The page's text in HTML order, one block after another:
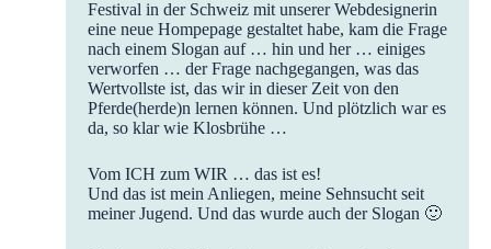
Festival in der Schweiz mit unserer Webdesignerin
eine neue Hompepage gestaltet habe, kam die Frage
nach einem Slogan auf … hin und her … einiges
verworfen … der Frage nachgegangen, was das
Wertvollste ist, das wir in dieser Zeit von den
Pferde(herde)n lernen können. Und plötzlich war es
da, so klar wie Klosbrühe …
Vom ICH zum WIR … das ist es!
Und das ist mein Anliegen, meine Sehnsucht seit
meiner Jugend. Und das wurde auch der Slogan 🙂